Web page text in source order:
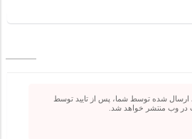
ارسال شده توسط شما، پس از تایید توسط
در وب منتشر خواهد شد.